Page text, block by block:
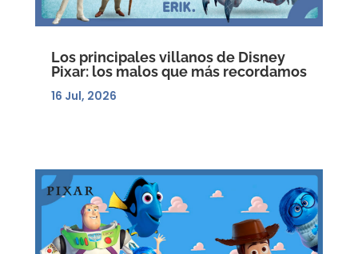
Los principales villanos de Disney
Pixar: los malos que más recordamos
16 Jul, 2026